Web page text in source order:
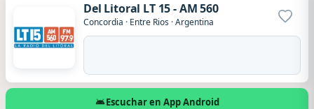
Del Litoral LT 15 - AM 560
Concordia · Entre Rios ·Argentina
Escuchar en App Android